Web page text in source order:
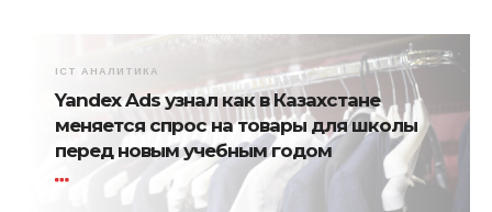
ICT АНАЛИТИКА
Yandex Ads узнал как в Казахстане
меняется спрос на товары для школы
перед новым учебным годом